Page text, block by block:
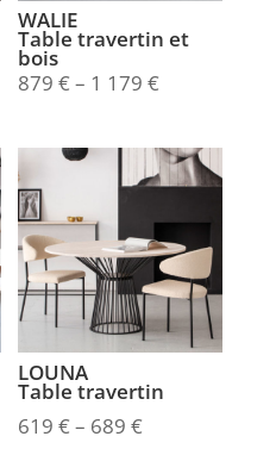
WALIE
Table travertin et
bois
879€ – 1 179€
LOUNA
Table travertin
619€ – 689€